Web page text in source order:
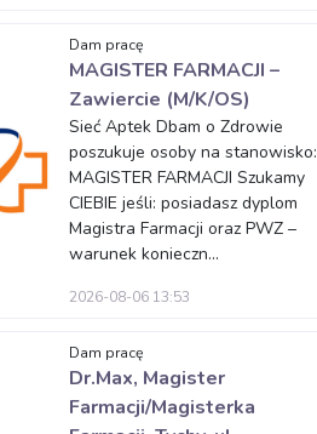
Dam pracę
MAGISTER FARMACJI –
Zawiercie (M/K/OS)
Sieć Aptek Dbam o Zdrowie
poszukuje osoby na stanowisko:
MAGISTER FARMACJI Szukamy
CIEBIE jeśli: posiadasz dyplom
Magistra Farmacji oraz PWZ –
warunek konieczn...
2026-08-06 13:53
Dam pracę
Dr.Max, Magister
Farmacji/Magisterka